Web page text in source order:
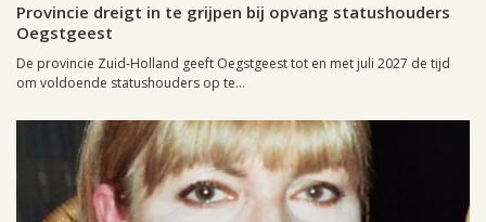
Provincie dreigt in te grijpen bij opvang statushouders
Oegstgeest
De provincie Zuid-Holland geeft Oegstgeest tot en met juli 2027 de tijd
om voldoende statushouders op te...